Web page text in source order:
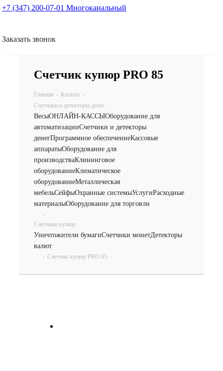
+7 (347) 200-07-01 Многоканальный
Заказать звонок
Счетчик купюр PRO 85
Главная - Каталог -
Счетчики и детекторы денег
ВесыОНЛАЙН-КАССЫОборудование для
автоматизацииСчетчики и детекторы
денегПрограммное обеспечениеКассовые
аппаратыОборудование для
производстваКлининговое
оборудованиеКлиматическое
оборудованиеМеталлическая
мебельСейфыОхранные системыУслугиРасходные
материалыОборудование для торговли
-
Счетчики купюр
Уничтожители бумагиСчетчики монетДетекторы
валют
- Счетчик купюр PRO 85